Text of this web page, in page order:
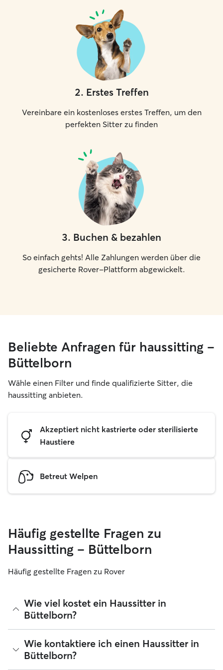
2. Erstes Treffen
Vereinbare ein kostenloses erstes Treffen, um den
perfekten Sitter zu finden
3. Buchen & bezahlen
So einfach gehts! Alle Zahlungen werden über die
gesicherte Rover-Plattform abgewickelt.
Beliebte Anfragen für haussitting –
Büttelborn
Wähle einen Filter und finde qualifizierte Sitter, die
haussitting anbieten.
Akzeptiert nicht kastrierte oder sterilisierte
Haustiere
Betreut Welpen
Häufig gestellte Fragen zu
Haussitting – Büttelborn
Häufig gestellte Fragen zu Rover
Wie viel kostet ein Haussitter in
Büttelborn?
Haussitter können ihre Preise bei Rover frei festlegen. Die
durchschnittlichen Kosten für einen Rover-Haussitter in
Büttelborn betragen seit August 2026 etwa 35 pro Nacht,
einschließlich der Servicegebühren von Rover. Der Preis
Wie kontaktiere ich einen Haussitter in
Büttelborn?